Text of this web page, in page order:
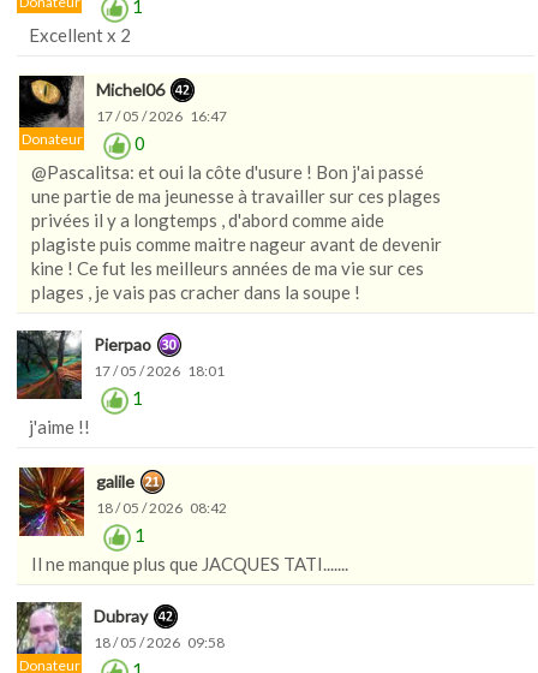
1
Excellent x 2
Donateur
Michel06
17 / 05 / 2026 16:47
0
@Pascalitsa: et oui la côte d'usure ! Bon j'ai passé
une partie de ma jeunesse à travailler sur ces plages
privées il y a longtemps , d'abord comme aide
plagiste puis comme maitre nageur avant de devenir
kine ! Ce fut les meilleurs années de ma vie sur ces
plages , je vais pas cracher dans la soupe !
Pierpao
17 / 05 / 2026 18:01
1
j'aime !!
galile
18 / 05 / 2026 08:42
1
Il ne manque plus que JACQUES TATI.......
Donateur
Dubray
18 / 05 / 2026 09:58